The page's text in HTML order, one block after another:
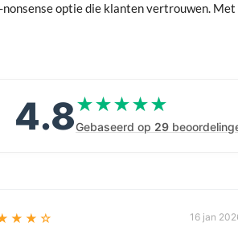
optie die klanten vertrouwen.
4.8★★★★★
★★★★★
Gebaseerd op 29
16 jan